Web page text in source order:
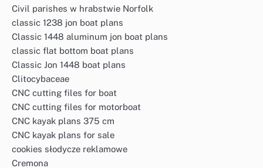
Civil parishes w hrabstwie Norfolk
classic 1238 jon boat plans
Classic 1448 aluminum jon boat plans
classic flat bottom boat plans
Classic Jon 1448 boat plans
Clitocybaceae
CNC cutting files for boat
CNC cutting files for motorboat
CNC kayak plans 375 cm
CNC kayak plans for sale
cookies słodycze reklamowe
Cremona